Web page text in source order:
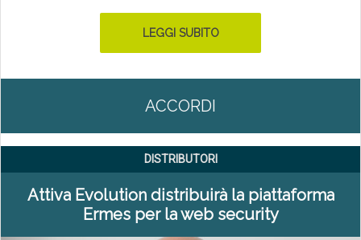
LEGGI SUBITO
ACCORDI
DISTRIBUTORI
Attiva Evolution distribuirà la piattaforma
Ermes per la web security